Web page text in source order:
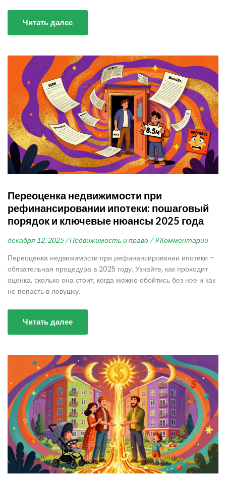
Читать далее
Переоценка недвижимости при
рефинансировании ипотеки: пошаговый
порядок и ключевые нюансы 2025 года
декабря 12, 2025 / Недвижимость и право / 9 Комментарии
Переоценка недвижимости при рефинансировании ипотеки -
обязательная процедура в 2025 году. Узнайте, как проходит
оценка, сколько она стоит, когда можно обойтись без нее и как
не попасть в ловушку.
Читать далее